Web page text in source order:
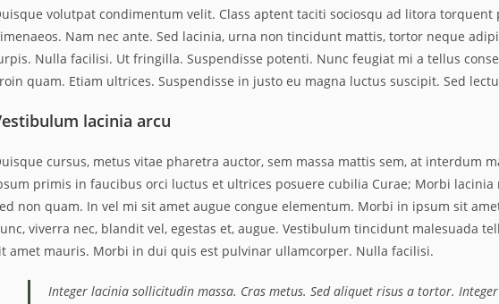
volutpat condimentum velit. Class aptent taciti sociosqu ad litora torquent
Nam nec ante. Sed lacinia, urna non tincidunt mattis, tortor neque
Nulla facilisi. Ut fringilla. Suspendisse potenti. Nunc feugiat mi a tellus
quam. Etiam ultrices. Suspendisse in justo eu magna luctus suscipit. Sed
lacinia arcu
cursus, metus vitae pharetra auctor, sem massa mattis sem, at interdum
primis in faucibus orci luctus et ultrices posuere cubilia Curae; Morbi
non quam. In vel mi sit amet augue congue elementum. Morbi in ipsum sit
viverra nec, blandit vel, egestas et, augue. Vestibulum tincidunt malesuada
amet mauris. Morbi in dui quis est pulvinar ullamcorper. Nulla facilisi.
Integer lacinia sollicitudin massa. Cras metus. Sed aliquet risus a tortor.